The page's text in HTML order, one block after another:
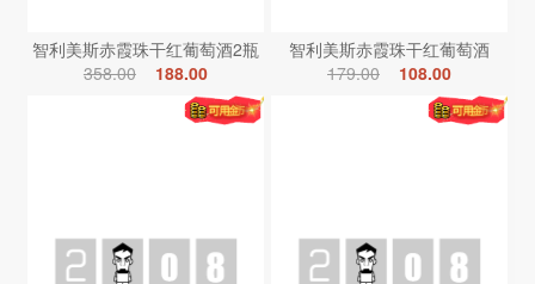
智利美斯赤霞珠干红葡萄酒2瓶
358.00
188.00
智利美斯赤霞珠干红葡萄酒
179.00
108.00